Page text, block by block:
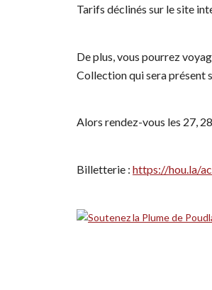
Tarifs déclinés sur le site
De plus, vous pourrez
Collection qui sera présent
Alors rendez-vous les 27,
Billetterie : https://hou.la/